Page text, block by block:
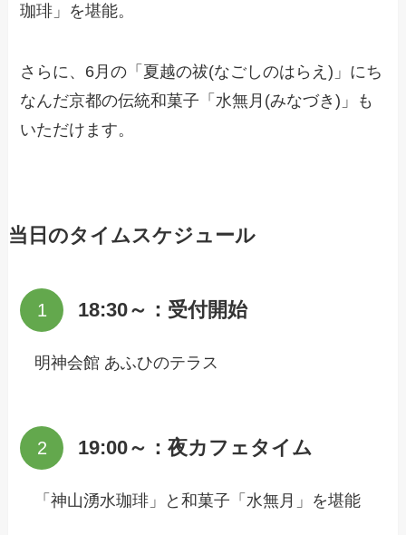
珈琲」を堪能。
さらに、6月の「夏越の祓(なごしのはらえ)」にち
なんだ京都の伝統和菓子「水無月(みなづき)」も
いただけます。
当日のタイムスケジュール
18:30～：受付開始
明神会館 あふひのテラス
19:00～：夜カフェタイム
「神山湧水珈琲」と和菓子「水無月」を堪能